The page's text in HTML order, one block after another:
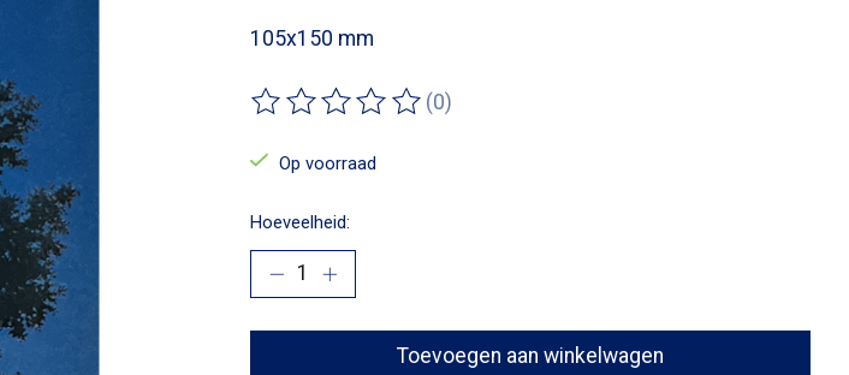
105x150 mm
De beoordeling van dit product is
(0)
Op voorraad
Hoeveelheid:
Toevoegen aan winkelwagen